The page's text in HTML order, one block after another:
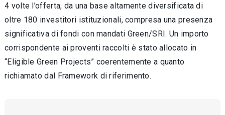
4 volte l’offerta, da una base altamente diversificata di
oltre 180 investitori istituzionali, compresa una presenza
significativa di fondi con mandati Green/SRI. Un importo
corrispondente ai proventi raccolti è stato allocato in
“Eligible Green Projects” coerentemente a quanto
richiamato dal Framework di riferimento.